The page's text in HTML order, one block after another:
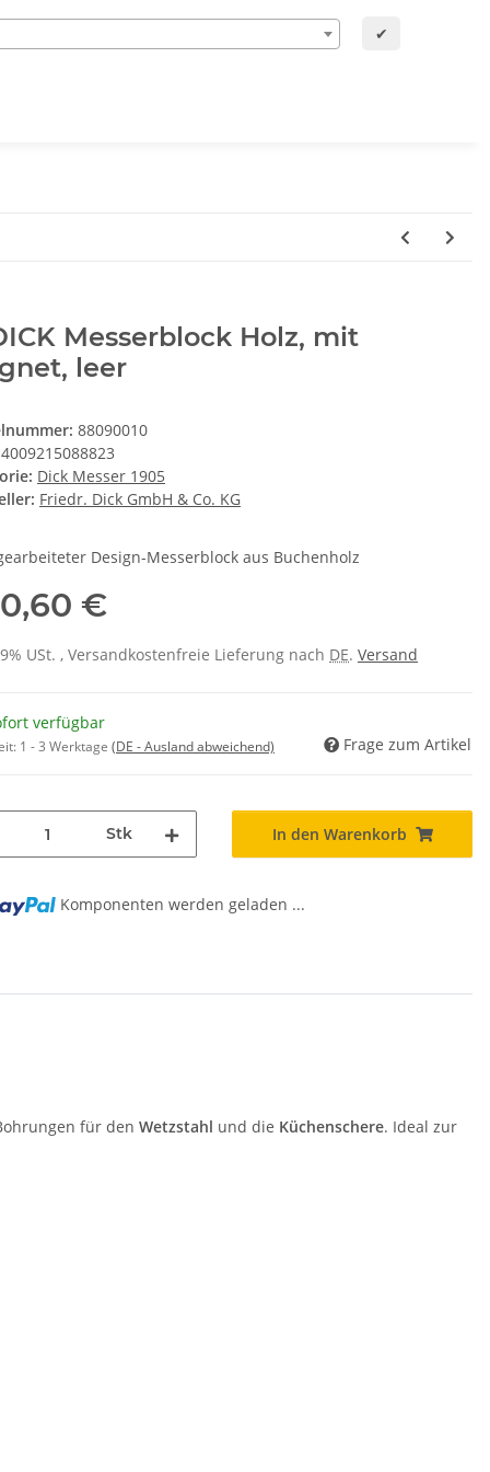
✔
Messerblock Holz, mit
leer
88090010
4009215088823
Dick Messer 1905
Friedr. Dick GmbH & Co. KG
Design-Messerblock aus Buchenholz
€
USt. , Versandkostenfreie Lieferung nach DE. Versand
verfügbar
1 - 3 Werktage (DE - Ausland abweichend) Frage zum Artikel
Stk In den Warenkorb
Komponenten werden geladen ...
für den Wetzstahl und die Küchenschere. Ideal zur